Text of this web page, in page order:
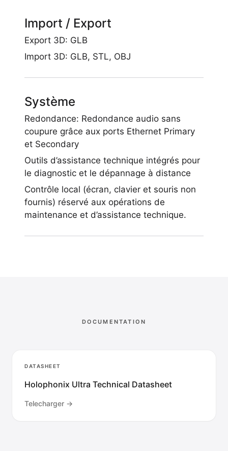
Import / Export
Export 3D: GLB
Import 3D: GLB, STL, OBJ
Système
Redondance: Redondance audio sans
coupure grâce aux ports Ethernet Primary
et Secondary
Outils d’assistance technique intégrés pour
le diagnostic et le dépannage à distance
Contrôle local (écran, clavier et souris non
fournis) réservé aux opérations de
maintenance et d’assistance technique.
DOCUMENTATION
DATASHEET
Holophonix Ultra Technical Datasheet
Telecharger →